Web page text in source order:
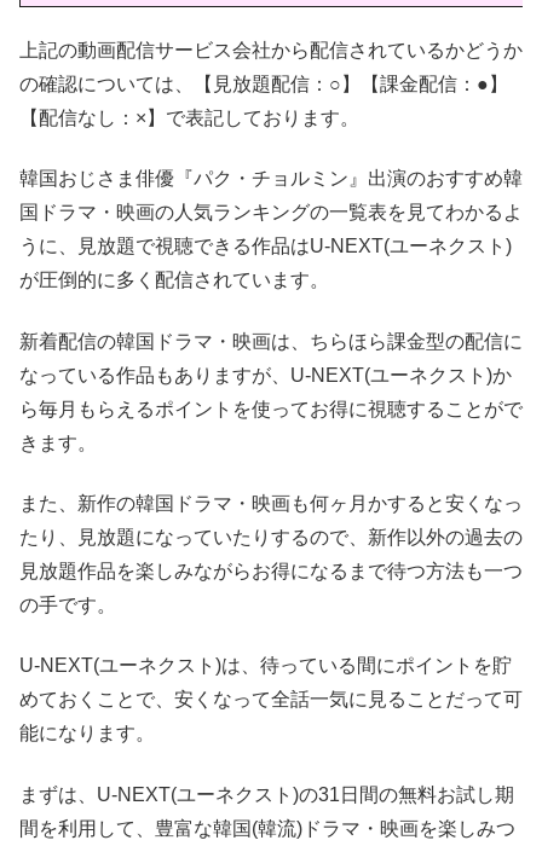
上記の動画配信サービス会社から配信されているかどうか
の確認については、【見放題配信：○】【課金配信：●】
【配信なし：×】で表記しております。
韓国おじさま俳優『パク・チョルミン』出演のおすすめ韓
国ドラマ・映画の人気ランキングの一覧表を見てわかるよ
うに、見放題で視聴できる作品はU-NEXT(ユーネクスト)
が圧倒的に多く配信されています。
新着配信の韓国ドラマ・映画は、ちらほら課金型の配信に
なっている作品もありますが、U-NEXT(ユーネクスト)か
ら毎月もらえるポイントを使ってお得に視聴することがで
きます。
また、新作の韓国ドラマ・映画も何ヶ月かすると安くなっ
たり、見放題になっていたりするので、新作以外の過去の
見放題作品を楽しみながらお得になるまで待つ方法も一つ
の手です。
U-NEXT(ユーネクスト)は、待っている間にポイントを貯
めておくことで、安くなって全話一気に見ることだって可
能になります。
まずは、U-NEXT(ユーネクスト)の31日間の無料お試し期
間を利用して、豊富な韓国(韓流)ドラマ・映画を楽しみつ